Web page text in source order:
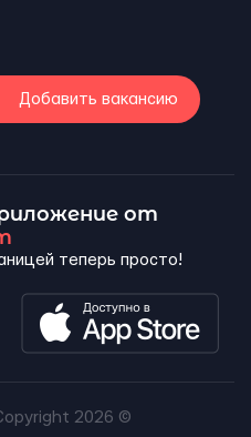
Добавить вакансию
от
теперь просто!
Copyright 2026 ©